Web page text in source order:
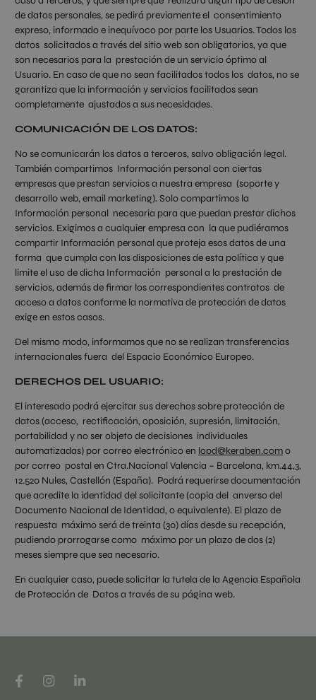
de datos personales, se pedirá previamente el consentimiento
expreso, informado e inequívoco por parte los Usuarios. Todos los
datos solicitados a través del sitio web son obligatorios, ya que
son necesarios para la prestación de un servicio óptimo al
Usuario. En caso de que no sean facilitados todos los datos, no se
garantiza que la información y servicios facilitados sean
completamente ajustados a sus necesidades.
COMUNICACIÓN DE LOS DATOS:
No se comunicarán los datos a terceros, salvo obligación legal.
También compartimos Información personal con ciertas
empresas que prestan servicios a nuestra empresa (soporte y
desarrollo web, email marketing). Solo compartimos la
Información personal necesaria para que puedan prestar dichos
servicios. Exigimos a cualquier empresa con la que pudiéramos
compartir Información personal que proteja esos datos de una
forma que cumpla con las disposiciones de esta política y que
limite el uso de dicha Información personal a la prestación de
servicios, además de firmar los correspondientes contratos de
acceso a datos conforme la normativa de protección de datos
exige en estos casos.
Del mismo modo, informamos que no se realizan transferencias
internacionales fuera del Espacio Económico Europeo.
DERECHOS DEL USUARIO:
El interesado podrá ejercitar sus derechos sobre protección de
datos (acceso, rectificación, oposición, supresión, limitación,
portabilidad y no ser objeto de decisiones individuales
automatizadas) por correo electrónico en lopd@keraben.como
por correo postal en Ctra.Nacional Valencia – Barcelona, km.44,3,
12.520 Nules, Castellón (España). Podrá requerirse documentación
que acredite la identidad del solicitante (copia del anverso del
Documento Nacional de Identidad, o equivalente). El plazo de
respuesta máximo será de treinta (30) días desde su recepción,
pudiendo prorrogarse como máximo por un plazo de dos (2)
meses siempre que sea necesario.
En cualquier caso, puede solicitar la tutela de la Agencia Española
de Protección de Datos a través de su página web.